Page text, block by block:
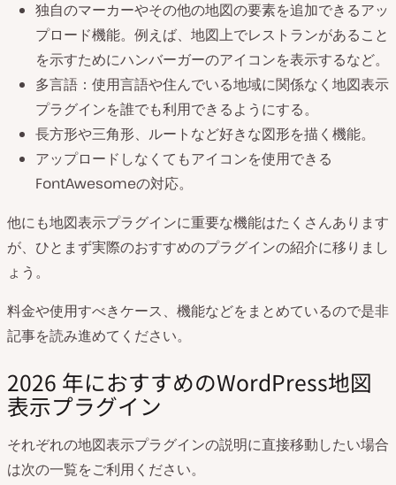
独自のマーカーやその他の地図の要素を追加できるアッ
プロード機能。例えば、地図上でレストランがあること
を示すためにハンバーガーのアイコンを表示するなど。
多言語：使用言語や住んでいる地域に関係なく地図表示
プラグインを誰でも利用できるようにする。
長方形や三角形、ルートなど好きな図形を描く機能。
アップロードしなくてもアイコンを使用できる
FontAwesomeの対応。
他にも地図表示プラグインに重要な機能はたくさんあります
が、ひとまず実際のおすすめのプラグインの紹介に移りまし
ょう。
料金や使用すべきケース、機能などをまとめているので是非
記事を読み進めてください。
2026 年におすすめのWordPress地図
表示プラグイン
それぞれの地図表示プラグインの説明に直接移動したい場合
は次の一覧をご利用ください。